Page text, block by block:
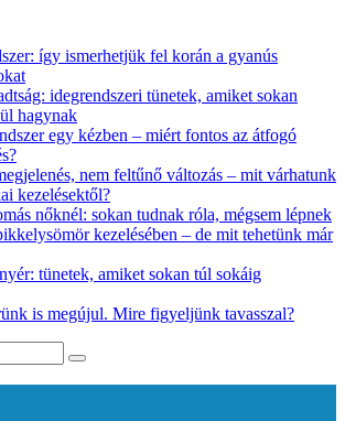
így ismerhetjük fel korán a gyanús
idegrendszeri tünetek, amiket sokan
hagynak
egy kézben – miért fontos az átfogó
nem feltűnő változás – mit várhatunk
kezelésektől?
nőknél: sokan tudnak róla, mégsem lépnek
kezelésében – de mit tehetünk már
tünetek, amiket sokan túl sokáig
is megújul. Mire figyeljünk tavasszal?